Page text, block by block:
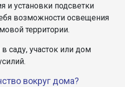
и установки подсветки
возможности освещения
территории.
саду, участок или дом
вокруг дома?